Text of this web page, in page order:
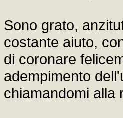
Sono grato,
costante aiuto,
di coronare
adempimento
chiamandomi alla